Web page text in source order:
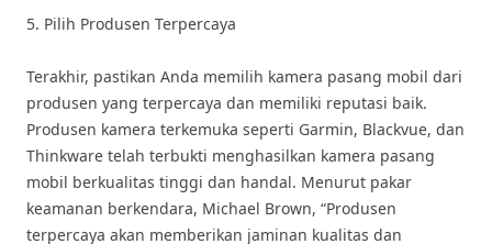
5. Pilih Produsen Terpercaya
Terakhir, pastikan Anda memilih kamera pasang mobil dari
produsen yang terpercaya dan memiliki reputasi baik.
Produsen kamera terkemuka seperti Garmin, Blackvue, dan
Thinkware telah terbukti menghasilkan kamera pasang
mobil berkualitas tinggi dan handal. Menurut pakar
keamanan berkendara, Michael Brown, “Produsen
terpercaya akan memberikan jaminan kualitas dan